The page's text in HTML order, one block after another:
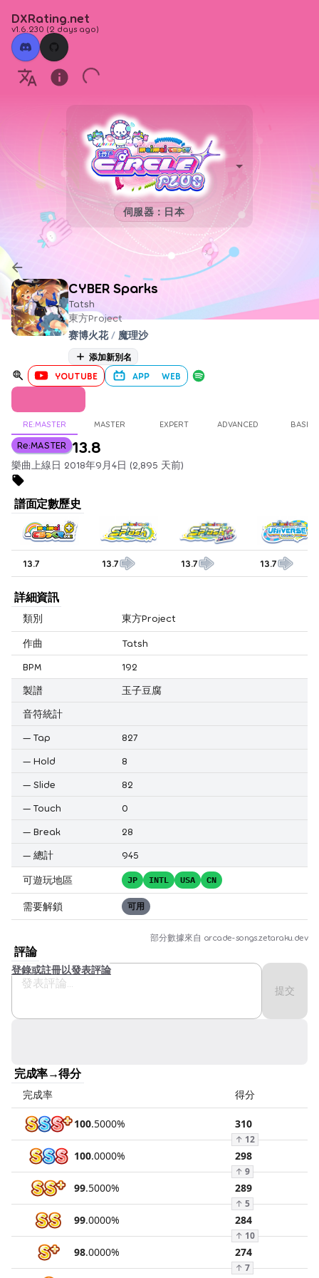
DXRating.net
v1.6.230 (2 days ago)
伺服器：日本
CYBER Sparks
Tatsh
東方Project
赛博火花 / 魔理沙
添加新別名
YOUTUBE APP WEB
RE:MASTER MASTER EXPERT ADVANCED BASIC
Re:MASTER 13.8
樂曲上線日 2018年9月4日 (2,895 天前)
譜面定數歷史
13.7 13.7 13.7 13.7
詳細資訊
類別 東方Project
作曲
Tatsh
BPM
192
製譜
玉子豆腐
音符統計
— Tap
827
— Hold
8
— Slide
82
— Touch
0
— Break
28
— 總計 945
可遊玩地區 JP INTL USA CN
需要解鎖 可用
部分數據來自 arcade-songs.zetaraku.dev
評論
提交
登錄或註冊以發表評論
完成率→得分
完成率 得分
100.5000% 310
↑ 12
100.0000% 298
↑ 9
99.5000% 289
↑ 5
99.0000% 284
↑ 10
98.0000% 274
↑ 7